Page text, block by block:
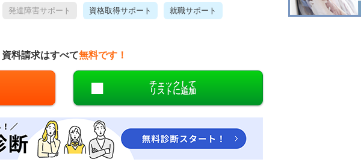
発達障害サポート 資格取得サポート 就職サポート
資料請求はすべて無料です！
チェックして
リストに追加